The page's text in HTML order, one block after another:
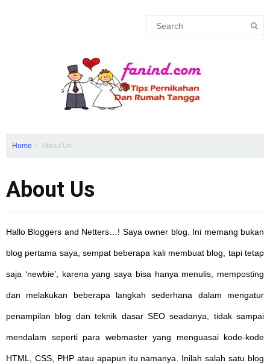
Home About Us
About Us
Hallo Bloggers and Netters…! Saya owner blog. Ini memang bukan
blog pertama saya, sempat beberapa kali membuat blog, tapi tetap
saja ‘newbie’, karena yang saya bisa hanya menulis, memposting
dan melakukan beberapa langkah sederhana dalam mengatur
penampilan blog dan teknik dasar SEO seadanya, tidak sampai
mendalam seperti para webmaster yang menguasai kode-kode
HTML, CSS, PHP atau apapun itu namanya. Inilah salah satu blog